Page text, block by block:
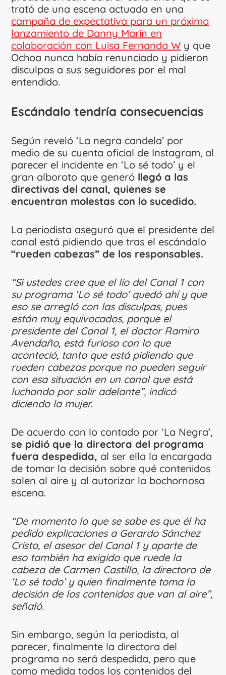
trató de una escena actuada en una
campaña de expectativa para un próximo
lanzamiento de Danny Marín en
colaboración con Luisa Fernanda W y que
Ochoa nunca había renunciado y pidieron
disculpas a sus seguidores por el mal
entendido.
Escándalo tendría consecuencias
Según reveló ‘La negra candela’ por
medio de su cuenta oficial de Instagram, al
parecer el incidente en ‘Lo sé todo’ y el
gran alboroto que generó llegó a las
directivas del canal, quienes se
encuentran molestas con lo sucedido.
La periodista aseguró que el presidente del
canal está pidiendo que tras el escándalo
“rueden cabezas” de los responsables.
“Si ustedes cree que el lío del Canal 1 con
su programa ‘Lo sé todo’ quedó ahí y que
eso se arregló con las disculpas, pues
están muy equivocados, porque el
presidente del Canal 1, el doctor Ramiro
Avendaño, está furioso con lo que
aconteció, tanto que está pidiendo que
rueden cabezas porque no pueden seguir
con esa situación en un canal que está
luchando por salir adelante”, indicó
diciendo la mujer.
De acuerdo con lo contado por ‘La Negra’,
se pidió que la directora del programa
fuera despedida, al ser ella la encargada
de tomar la decisión sobre qué contenidos
salen al aire y al autorizar la bochornosa
escena.
“De momento lo que se sabe es que él ha
pedido explicaciones a Gerardo Sánchez
Cristo, el asesor del Canal 1 y aparte de
eso también ha exigido que ruede la
cabeza de Carmen Castillo, la directora de
‘Lo sé todo’ y quien finalmente toma la
decisión de los contenidos que van al aire”,
señaló.
Sin embargo, según la periodista, al
parecer, finalmente la directora del
programa no será despedida, pero que
como medida todos los contenidos del